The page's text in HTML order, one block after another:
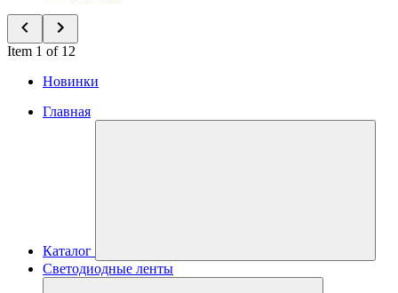
Item 1 of 12
Новинки
Главная
Каталог
Светодиодные ленты